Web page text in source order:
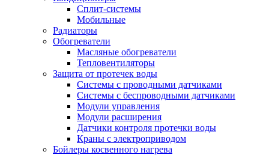
Сплит-системы
Мобильные
Радиаторы
Обогреватели
Масляные обогреватели
Тепловентиляторы
Защита от протечек воды
Системы с проводными датчиками
Системы с беспроводными датчиками
Модули управления
Модули расширения
Датчики контроля протечки воды
Краны с электроприводом
Бойлеры косвенного нагрева